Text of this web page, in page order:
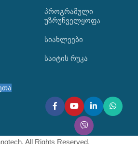
პროგრამული
უზრუნველყოფა
სიახლეები
საიტის რუკა
All Rights Reserved.